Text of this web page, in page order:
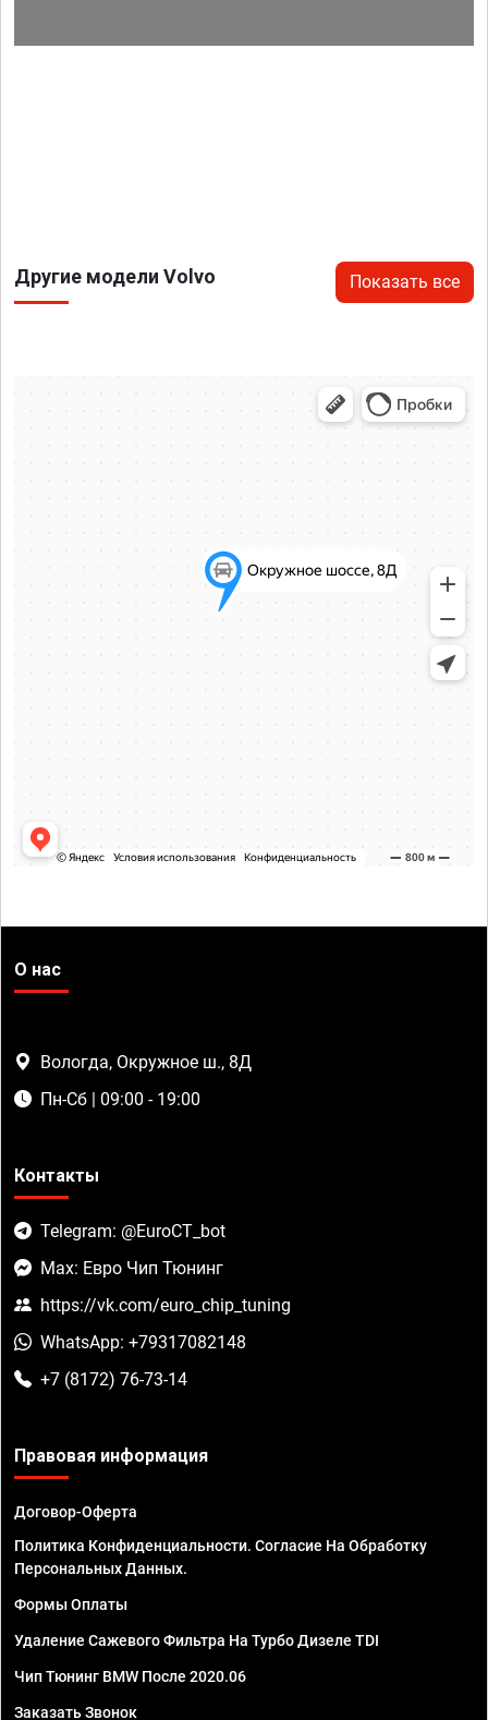
Другие модели Volvo Показать все
О нас
Вологда, Окружное ш., 8Д
Пн-Сб | 09:00 - 19:00
Контакты
Telegram: @EuroCT_bot
Max: Евро Чип Тюнинг
https://vk.com/euro_chip_tuning
WhatsApp: +79317082148
+7 (8172) 76-73-14
Правовая информация
Договор-Оферта
Политика Конфиденциальности. Согласие На Обработку
Персональных Данных.
Формы Оплаты
Удаление Сажевого Фильтра На Турбо Дизеле TDI
Чип Тюнинг BMW После 2020.06
Заказать Звонок